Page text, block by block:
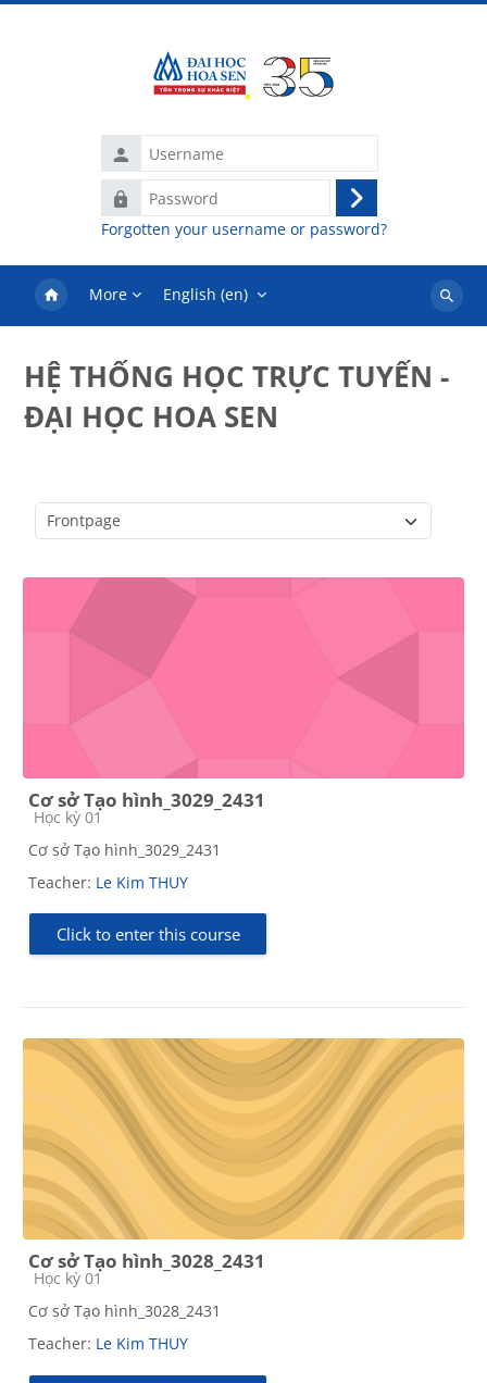
Username
Password
Log
in
Forgotten your username or password?
More English ‎(en)‎
Search
HỆ THỐNG HỌC TRỰC TUYẾN -
ĐẠI HỌC HOA SEN
Cơ sở Tạo hình_3029_2431
Course category
Học kỳ 01
Cơ sở Tạo hình_3029_2431
Teacher: Le Kim THUY
Click to enter this course
Cơ sở Tạo hình_3028_2431
Course category
Học kỳ 01
Cơ sở Tạo hình_3028_2431
Teacher: Le Kim THUY